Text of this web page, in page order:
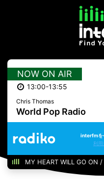
NOW ON AIR
13:00-13:55
Chris Thomas
World Pop Radio
interfmを
利
MY HEART WILL GO ON /